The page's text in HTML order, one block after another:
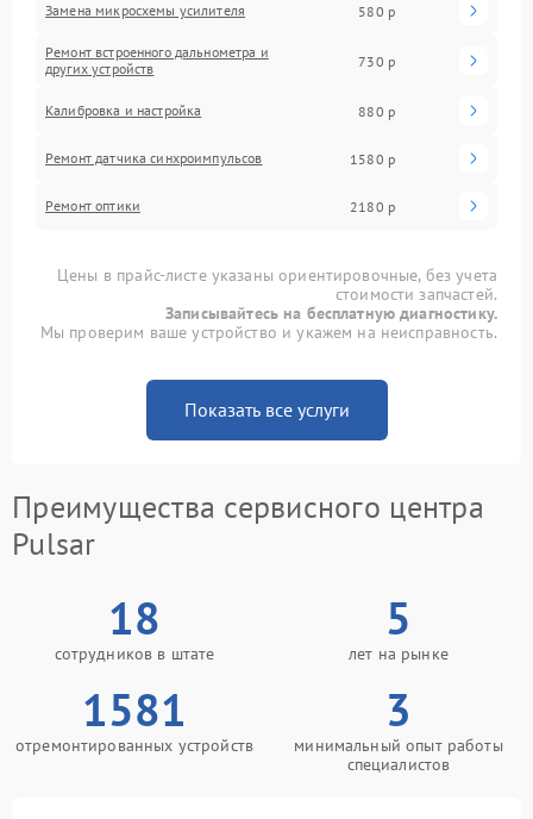
Замена микросхемы усилителя 580 р
Ремонт встроенного дальнометра и
других устройств
730 р
Калибровка и настройка 880 р
Ремонт датчика синхроимпульсов 1580 р
Ремонт оптики 2180 р
Цены в прайс-листе указаны ориентировочные, без учета
стоимости запчастей.
Записывайтесь на бесплатную диагностику.
Мы проверим ваше устройство и укажем на неисправность.
Показать все услуги
Преимущества сервисного центра
Pulsar
18
сотрудников в штате
5
лет на рынке
1581
отремонтированных устройств
3
минимальный опыт работы
специалистов